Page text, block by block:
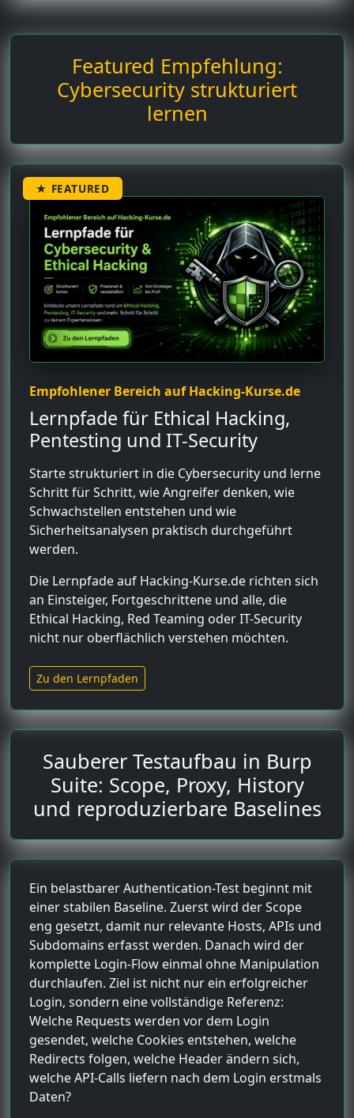
Featured Empfehlung:
Cybersecurity strukturiert
lernen
★ FEATURED
Empfohlener Bereich auf Hacking-Kurse.de
Lernpfade für Ethical Hacking,
Pentesting und IT-Security
Starte strukturiert in die Cybersecurity und lerne
Schritt für Schritt, wie Angreifer denken, wie
Schwachstellen entstehen und wie
Sicherheitsanalysen praktisch durchgeführt
werden.
Die Lernpfade auf Hacking-Kurse.de richten sich
an Einsteiger, Fortgeschrittene und alle, die
Ethical Hacking, Red Teaming oder IT-Security
nicht nur oberflächlich verstehen möchten.
Zu den Lernpfaden
Sauberer Testaufbau in Burp
Suite: Scope, Proxy, History
und reproduzierbare Baselines
Ein belastbarer Authentication-Test beginnt mit
einer stabilen Baseline. Zuerst wird der Scope
eng gesetzt, damit nur relevante Hosts, APIs und
Subdomains erfasst werden. Danach wird der
komplette Login-Flow einmal ohne Manipulation
durchlaufen. Ziel ist nicht nur ein erfolgreicher
Login, sondern eine vollständige Referenz:
Welche Requests werden vor dem Login
gesendet, welche Cookies entstehen, welche
Redirects folgen, welche Header ändern sich,
welche API-Calls liefern nach dem Login erstmals
Daten?